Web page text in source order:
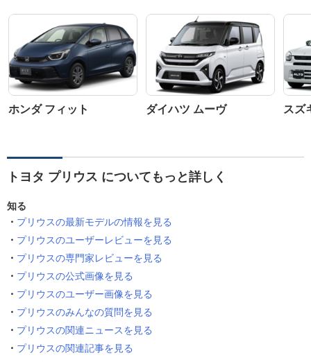
ホンダ フィット ダイハツ ムーヴ スズ
トヨタ プリウス についてもっと詳しく
知る
プリウスの最新モデルの情報を見る
プリウスのユーザーレビューを見る
プリウスの専門家レビューを見る
プリウスの公式画像を見る
プリウスのユーザー画像を見る
プリウスのみんなの質問を見る
プリウスの関連ニュースを見る
プリウスの関連記事を見る